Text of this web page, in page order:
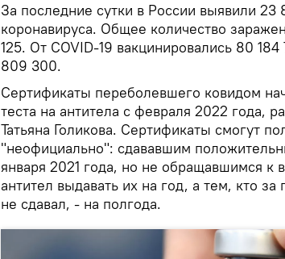
За последние сутки в России выявили 23
коронавируса. Общее количество
125. От COVID-19 вакцинировались 80
809 300.
Сертификаты переболевшего ковидом
теста на антитела с февраля 2022 года,
Татьяна Голикова. Сертификаты смогут
"неофициально": сдававшим
января 2021 года, но не обращавшимся к
антител выдавать их на год, а тем, кто
не сдавал, - на полгода.